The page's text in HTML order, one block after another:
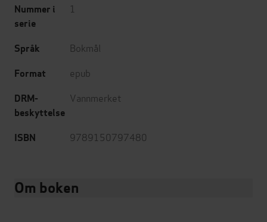
Nummer i
serie
1
Språk Bokmål
Format epub
DRM-
beskyttelse
Vannmerket
ISBN 9789150797480
Om boken